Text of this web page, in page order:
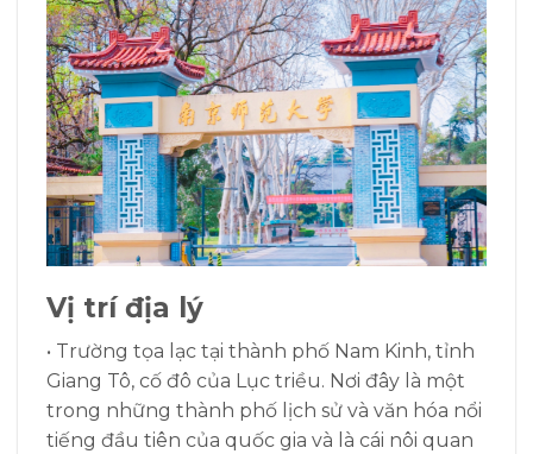
Vị trí địa lý
• Trường tọa lạc tại thành phố Nam Kinh, tỉnh
Giang Tô, cố đô của Lục triều. Nơi đây là một
trong những thành phố lịch sử và văn hóa nổi
tiếng đầu tiên của quốc gia và là cái nôi quan